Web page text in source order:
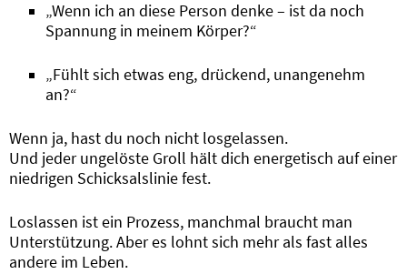
„Wenn ich an diese Person denke – ist da noch
Spannung in meinem Körper?“
„Fühlt sich etwas eng, drückend, unangenehm
an?“
Wenn ja, hast du noch nicht losgelassen.
Und jeder ungelöste Groll hält dich energetisch auf einer
niedrigen Schicksalslinie fest.
Loslassen ist ein Prozess, manchmal braucht man
Unterstützung. Aber es lohnt sich mehr als fast alles
andere im Leben.